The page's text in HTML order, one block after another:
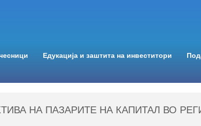
Едукација и заштита на инвеститори
НА ПАЗАРИТЕ НА КАПИТАЛ ВО